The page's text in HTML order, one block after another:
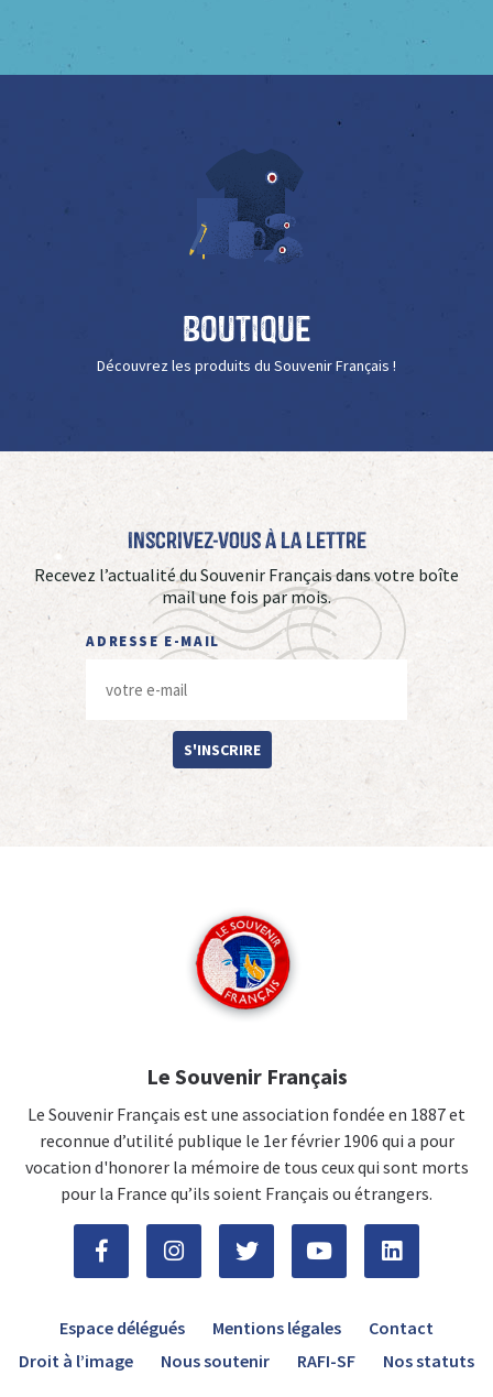
Boutique
Découvrez les produits du Souvenir Français !
Inscrivez-vous à La Lettre
Recevez l’actualité du Souvenir Français dans votre boîte
mail une fois par mois.
ADRESSE E-MAIL
S'INSCRIRE
Le Souvenir Français
Le Souvenir Français est une association fondée en 1887 et
reconnue d’utilité publique le 1er février 1906 qui a pour
vocation d'honorer la mémoire de tous ceux qui sont morts
pour la France qu’ils soient Français ou étrangers.
Espace délégués Mentions légales
Contact
Droit à l’image
Nous soutenir RAFI-SF Nos statuts